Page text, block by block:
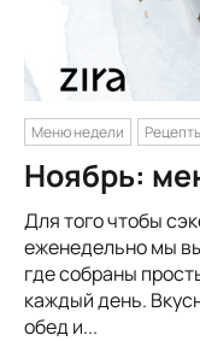
Меню недели
Ноябрь:
Для того чтобы
еженедельно мы
где собраны
каждый день.
обед и...